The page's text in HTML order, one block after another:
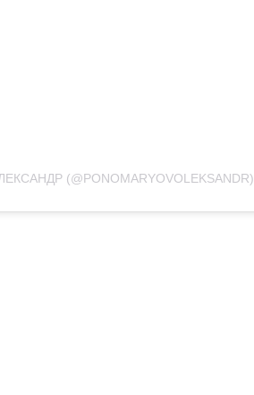
(@PONOMARYOVOLEKSANDR)